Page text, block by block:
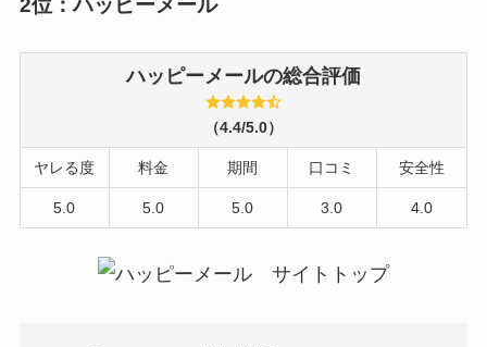
2位：ハッピーメール
ハッピーメールの総合評価
（4.4/5.0）
ヤレる度 料金 期間 口コミ 安全性
5.0 5.0 5.0 3.0 4.0